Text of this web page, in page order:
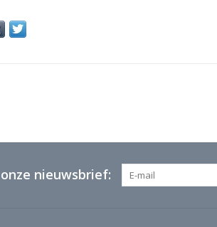
nieuwsbrief: